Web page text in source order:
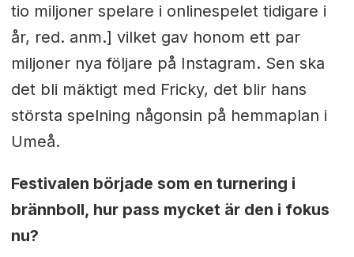
tio miljoner spelare i onlinespelet tidigare i
år, red. anm.] vilket gav honom ett par
miljoner nya följare på Instagram. Sen ska
det bli mäktigt med Fricky, det blir hans
största spelning någonsin på hemmaplan i
Umeå.
Festivalen började som en turnering i
brännboll, hur pass mycket är den i fokus
nu?